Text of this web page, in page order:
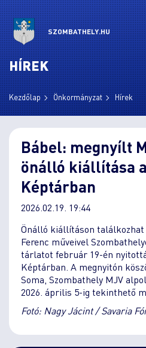
SZOMBATHELY.HU
HÍREK
Kezdőlap Önkormányzat Hírek
Bábel: megnyílt
önálló kiállítása
Képtárban
2026.02.19. 19:44
Önálló kiállításon találkozhat
Ferenc műveivel
tárlatot február 19-én
Képtárban. A megnyitón
Soma, Szombathely MJV
2026. április 5-ig tekinthető
Fotó: Nagy Jácint / Savaria